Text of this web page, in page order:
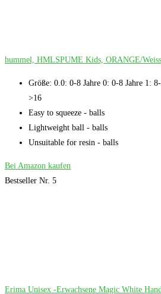
hummel, HMLSPUME Kids, ORANGE/
Größe: 0.0: 0-8 Jahre 0: 0-8 Jahre 1:
>16
Easy to squeeze - balls
Lightweight ball - balls
Unsuitable for resin - balls
Bei Amazon kaufen
Bestseller Nr. 5
Erima Unisex -Erwachsene Magic White